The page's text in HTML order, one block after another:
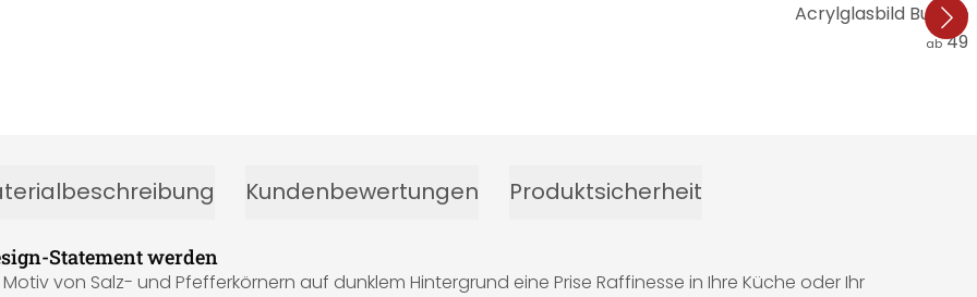
Acrylglasbild Bunte
ab
Kundenbewertungen Produktsicherheit
Statement werden
von Salz- und Pfefferkörnern auf dunklem Hintergrund eine Prise Raffinesse in Ihre Küche oder Ihr